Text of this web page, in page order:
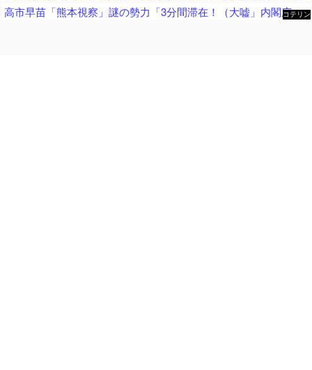
高市早苗「熊本視察」謎の勢力「3分間滞在！（大嘘」内閣広報官「事実無根（全否定」高市早苗「51分間視察（首相動静」マスコミ「被災者証言で10秒！（印象操作」→
コテリン